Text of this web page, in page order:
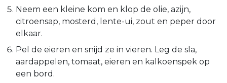
Neem een kleine kom en klop de olie, azijn,
citroensap, mosterd, lente-ui, zout en peper door
elkaar.
Pel de eieren en snijd ze in vieren. Leg de sla,
aardappelen, tomaat, eieren en kalkoenspek op
een bord.